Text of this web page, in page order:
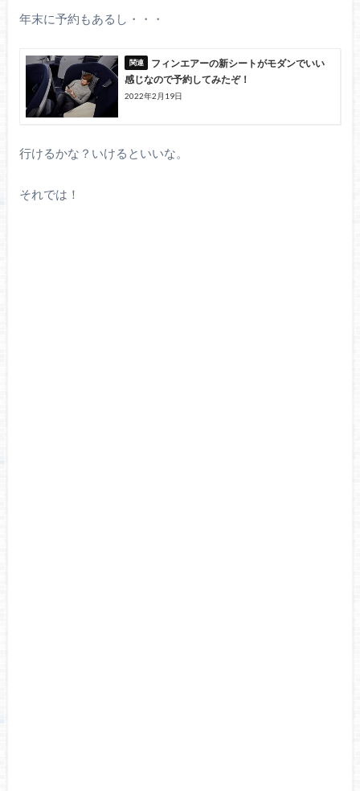
年末に予約もあるし・・・
フィンエアーの新シートがモダンでいい
感じなので予約してみたぞ！
2022年2月19日
行けるかな？いけるといいな。
それでは！